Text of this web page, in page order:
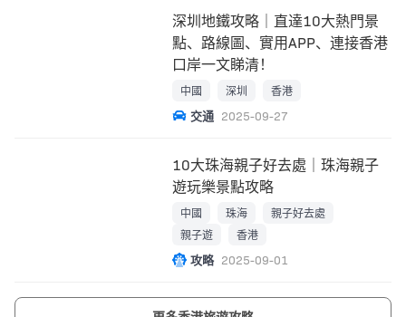
深圳地鐵攻略｜直達10大熱門景
點、路線圖、實用APP、連接香港
口岸一文睇清！
中國 深圳 香港
交通 2025-09-27
10大珠海親子好去處｜珠海親子
遊玩樂景點攻略
中國 珠海
親子好去處
親子遊
香港
攻略 2025-09-01